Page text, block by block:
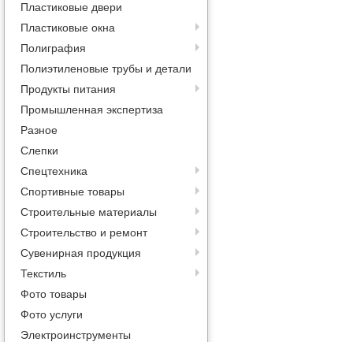
Пластиковые двери
Пластиковые окна
Полиграфия
Полиэтиленовые трубы и детали
Продукты питания
Промышленная экспертиза
Разное
Слепки
Спецтехника
Спортивные товары
Строительные материалы
Строительство и ремонт
Сувенирная продукция
Текстиль
Фото товары
Фото услуги
Электроинструменты